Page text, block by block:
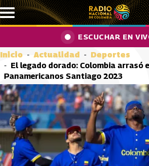
Pasar al contenido principal
ESCUCHAR EN
Inicio Actualidad
Deportes
El legado dorado: Colombia arrasó
Panamericanos Santiago 2023